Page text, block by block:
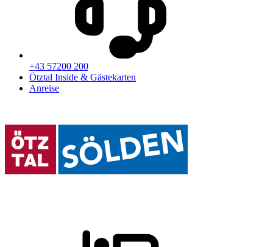
+43 57200 200
Ötztal Inside & Gästekarten
Anreise